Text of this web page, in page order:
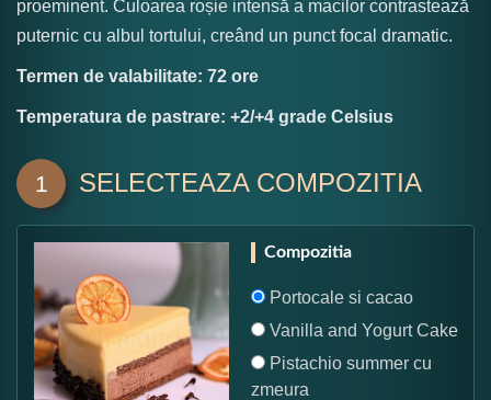
proeminent. Culoarea roșie intensă a macilor contrastează
puternic cu albul tortului, creând un punct focal dramatic.
Termen de valabilitate: 72 ore
Temperatura de pastrare: +2/+4 grade Celsius
1 SELECTEAZA COMPOZITIA
Compozitia
Portocale si cacao
Vanilla and Yogurt Cake
Pistachio summer cu
zmeura